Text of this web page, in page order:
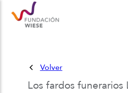
Volver
Los fardos funerarios